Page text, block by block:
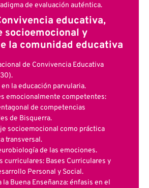
de evaluación auténtica.
educativa,
socioemocional y
la comunidad educativa
de Convivencia Educativa
la educación parvularia.
emocionalmente competentes:
de competencias
de Bisquerra.
socioemocional como práctica
transversal.
de las emociones.
curriculares: Bases Curriculares y
Personal y Social.
la Buena Enseñanza: énfasis en el